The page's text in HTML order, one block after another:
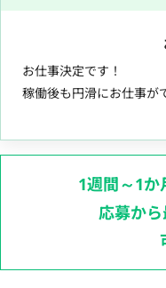
お仕事決定です！
稼働後も円滑にお仕事が
1週間～1か
応募か